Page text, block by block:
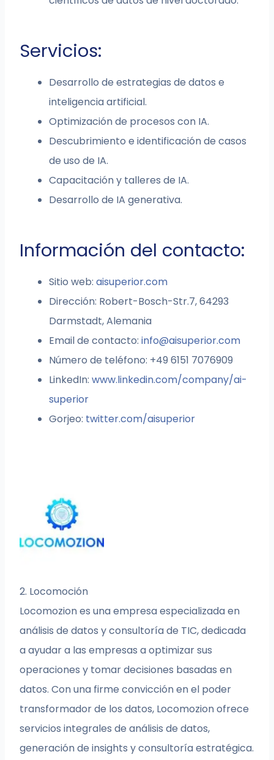
Servicios:
Desarrollo de estrategias de datos e
inteligencia artificial.
Optimización de procesos con IA.
Descubrimiento e identificación de casos
de uso de IA.
Capacitación y talleres de IA.
Desarrollo de IA generativa.
Información del contacto:
Sitio web:aisuperior.com
Dirección: Robert-Bosch-Str.7, 64293
Darmstadt, Alemania
Email de contacto:info@aisuperior.com
Número de teléfono: +49 6151 7076909
LinkedIn:www.linkedin.com/company/ai-
superior
Gorjeo: twitter.com/aisuperior
2. Locomoción
Locomozion es una empresa especializada en
análisis de datos y consultoría de TIC, dedicada
a ayudar a las empresas a optimizar sus
operaciones y tomar decisiones basadas en
datos. Con una firme convicción en el poder
transformador de los datos, Locomozion ofrece
servicios integrales de análisis de datos,
generación de insights y consultoría estratégica.